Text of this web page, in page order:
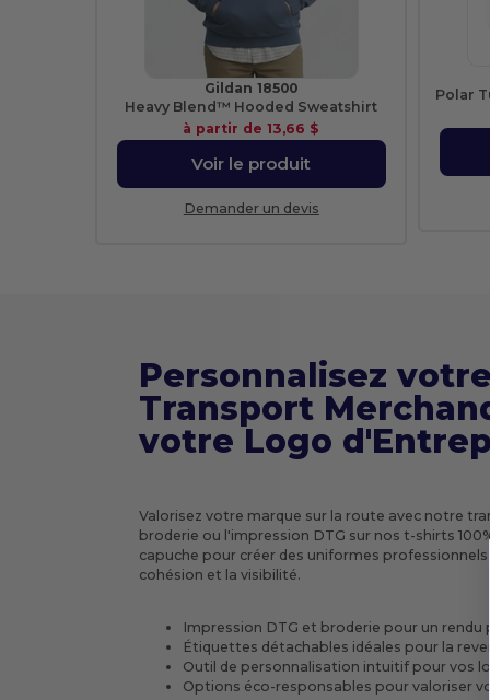
Gildan 18500
Heavy Blend™ Hooded Sweatshirt
à partir de13,66 $
Voir le produit
Demander un devis
Polar
Personnalisez votre
Transport
votre Logo
Valorisez votre marque sur la route avec notre
broderie ou l'impression DTG sur nos t-shirts
capuche pour créer des uniformes professionnels
cohésion et la visibilité.
Impression DTG et broderie pour un rendu
Étiquettes détachables idéales pour la
Outil de personnalisation intuitif pour vos
Options éco-responsables pour valoriser